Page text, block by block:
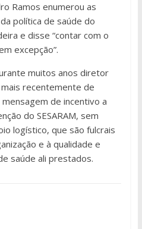
Ramos enumerou as
política de saúde do
e disse “contar com o
excepção”.
muitos anos diretor
recentemente de
de incentivo a
do SESARAM, sem
logístico, que são fulcrais
e à qualidade e
saúde ali prestados.